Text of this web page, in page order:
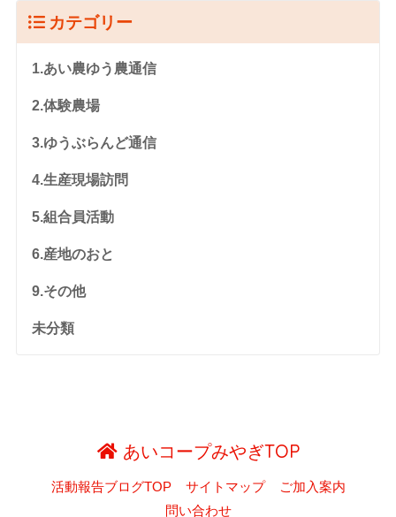
カテゴリー
1.あい農ゆう農通信
2.体験農場
3.ゆうぶらんど通信
4.生産現場訪問
5.組合員活動
6.産地のおと
9.その他
未分類
あいコープみやぎTOP
活動報告ブログTOP サイトマップ
ご加入案内
問い合わせ